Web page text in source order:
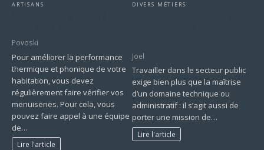
ARTISANS
Povoski
Pour améliorer la performance
thermique et phonique de votre
habitation, vous devez
régulièrement faire vérifier vos
menuiseries. Pour cela, vous
pouvez faire appel à une équipe
de…
Lire l'article
DIVERS MÉTIERS
Joel
Travailler dans le secteur public
exige bien plus que la maîtrise
d’un domaine technique ou
administratif : il s’agit aussi de
porter une mission de…
Lire l'article